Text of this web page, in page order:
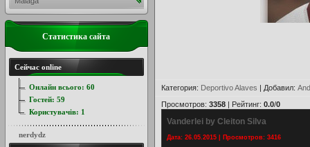
Категория: Deportivo Alaves | Добавил:
Просмотров: 3358 | Рейтинг: 0.0/0
Vanderlei by Cleiton Silva
Дата: 26.05.2015 | Просмотров: 3416
Статистика сайта
Сейчас online
Онлайн всього: 60
Гостей: 59
Користувачів: 1
nerdydz